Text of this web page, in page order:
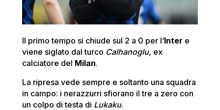
Il primo tempo si chiude sul 2 a 0 per l’Inter e
viene siglato dal turco Calhanoglu, ex
calciatore del Milan.
La ripresa vede sempre e soltanto una squadra
in campo: i nerazzurri sfiorano il tre a zero con
un colpo di testa di Lukaku.